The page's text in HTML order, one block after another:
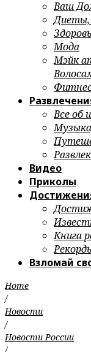
Ваш
Мода
Мэйк
Все об
Видео
Приколы
Книга
Взломай
Home
/
Новости
/
Новости России